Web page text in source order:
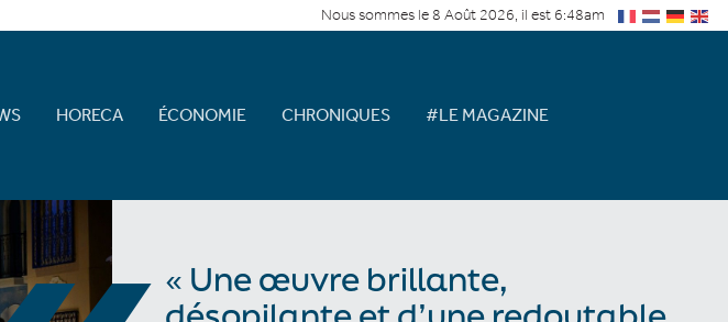
Nous sommes le 8 Août 2026, il est 6:48am
HORECA ÉCONOMIE CHRONIQUES #LE MAGAZINE
« Une œuvre brillante,